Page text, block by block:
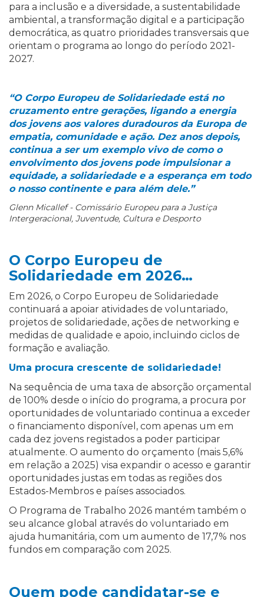
para a inclusão e a diversidade, a sustentabilidade
ambiental, a transformação digital e a participação
democrática, as quatro prioridades transversais que
orientam o programa ao longo do período 2021-
2027.
“O Corpo Europeu de Solidariedade está no
cruzamento entre gerações, ligando a energia
dos jovens aos valores duradouros da Europa de
empatia, comunidade e ação. Dez anos depois,
continua a ser um exemplo vivo de como o
envolvimento dos jovens pode impulsionar a
equidade, a solidariedade e a esperança em todo
o nosso continente e para além dele.”
Glenn Micallef - Comissário Europeu para a Justiça
Intergeracional, Juventude, Cultura e Desporto
O Corpo Europeu de
Solidariedade em 2026…
Em 2026, o Corpo Europeu de Solidariedade
continuará a apoiar atividades de voluntariado,
projetos de solidariedade, ações de networking e
medidas de qualidade e apoio, incluindo ciclos de
formação e avaliação.
Uma procura crescente de solidariedade!
Na sequência de uma taxa de absorção orçamental
de 100% desde o início do programa, a procura por
oportunidades de voluntariado continua a exceder
o financiamento disponível, com apenas um em
cada dez jovens registados a poder participar
atualmente. O aumento do orçamento (mais 5,6%
em relação a 2025) visa expandir o acesso e garantir
oportunidades justas em todas as regiões dos
Estados-Membros e países associados.
O Programa de Trabalho 2026 mantém também o
seu alcance global através do voluntariado em
ajuda humanitária, com um aumento de 17,7% nos
fundos em comparação com 2025.
Quem pode candidatar-se e